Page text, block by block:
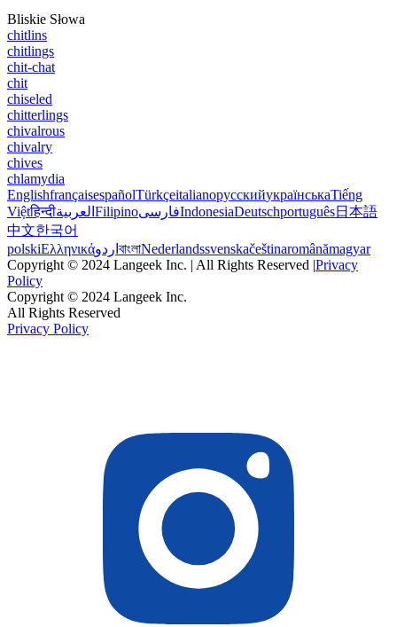
Bliskie Słowa
chitlins
chitlings
chit-chat
chit
chiseled
chitterlings
chivalrous
chivalry
chives
chlamydia
EnglishfrançaisespañolTürkçeitalianoрусскийукраїнськаTiếng
Việtहिन्दीالعربية FilipinoفارسیIndonesiaDeutschportuguês日本語
中文한국어
polskiΕλληνικάاردو বাংলাNederlandssvenskačeštinaromânămagyar
Copyright © 2024 Langeek Inc. | All Rights Reserved |Privacy
Policy
Copyright © 2024 Langeek Inc.
All Rights Reserved
Privacy Policy